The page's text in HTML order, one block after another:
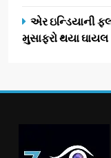
એર ઇન્ડિયાની
મુસાફરો થયા ઘાયલ